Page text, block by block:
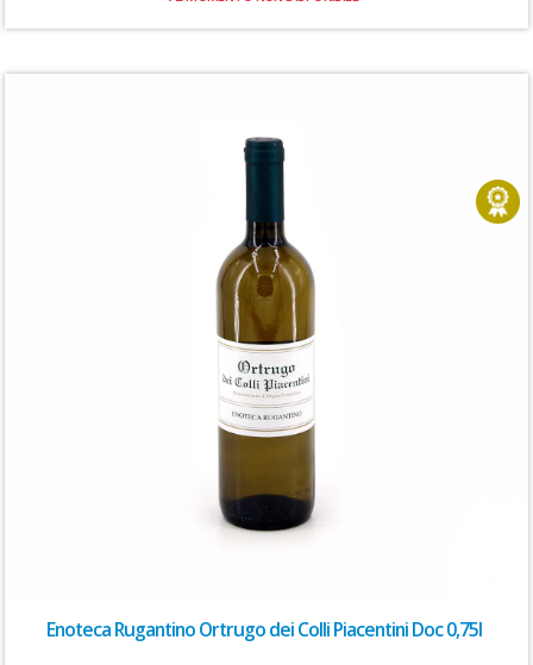
Enoteca Rugantino Ortrugo dei Colli Piacentini Doc 0,75l